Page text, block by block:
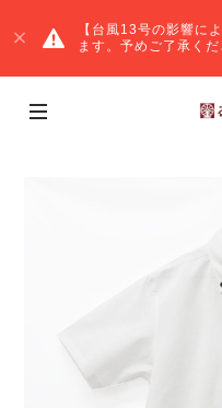
【台風13号の影響に
ます。予めご了承くだ